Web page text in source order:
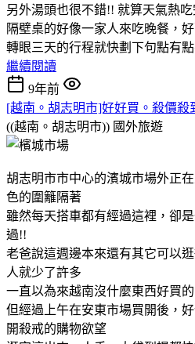
另外湯頭也很不錯!! 就算天氣熱
隔壁桌的好像一家人來吃晚餐，
轉眼三天的行程就快劃下句點有
繼續閱讀
9年前
[越南。胡志明市]好好買。殺價殺
((越南。胡志明市)) 國外旅遊
胡志明市市中心的濱城市場外正
色的圍籬隔著
雖然每天搭車都有經過這裡，卻
過!!
老爸說這週邊本來還有其它可以
人就少了許多
一直以為來越南沒什麼東西好買的
但經過上午在安東市場買開後，
開殺戒的購物欲望